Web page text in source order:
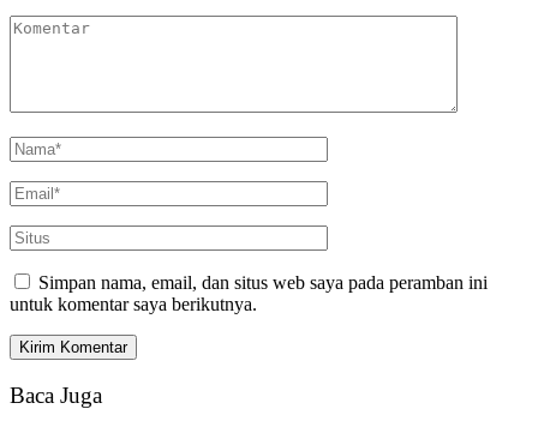
Simpan nama, email, dan situs web saya pada peramban ini
untuk komentar saya berikutnya.
Baca Juga